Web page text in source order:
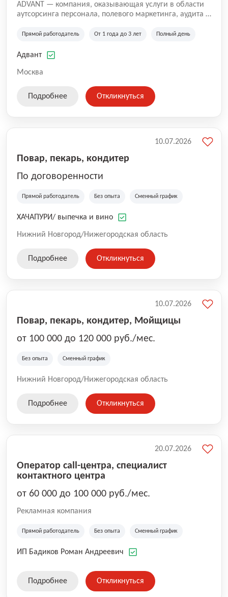
ADVANT — компания, оказывающая услуги в области
аутсорсинга персонала, полевого маркетинга, аудита и
региональных клиентов. Мы работаем на рынке с
Казахстана и Беларуси, сотрудничая с компаниями из
Прямой работодатель От 1 года до 3 лет Полный день
Адвант
Москва
Подробнее Откликнуться
Повар, пекарь, кондитер
По договоренности
Прямой работодатель Без опыта Сменный график
ХАЧАПУРИ/ выпечка и вино
Нижний Новгород/Нижегородская область
10.07.2026
Подробнее Откликнуться
Повар, пекарь, кондитер, Мойщицы
от 100 000 до 120 000 руб./мес.
Без опыта Сменный график
Нижний Новгород/Нижегородская область
10.07.2026
Подробнее Откликнуться
Оператор call-центра, специалист
контактного центра
от 60 000 до 100 000 руб./мес.
Рекламная компания
Прямой работодатель Без опыта Сменный график
ИП Бадиков Роман Андреевич
20.07.2026
Подробнее Откликнуться